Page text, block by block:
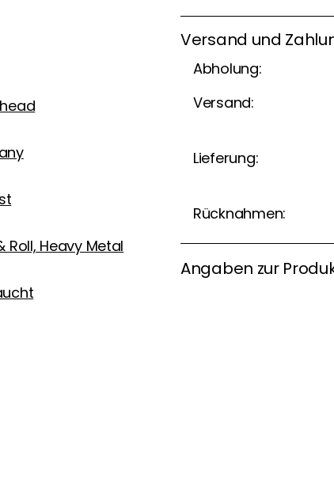
Roll, Heavy Metal
Versand und
Abholung:
Versand:
Lieferung:
Rücknahmen:
Angaben zur